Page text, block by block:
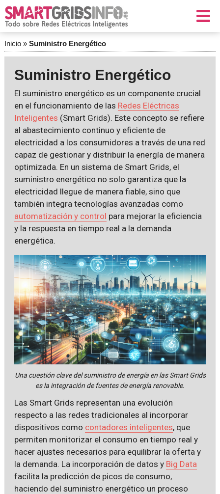
Inicio» Suministro Energético
Suministro Energético
El suministro energético es un componente crucial
en el funcionamiento de las Redes Eléctricas
Inteligentes (Smart Grids). Este concepto se refiere
al abastecimiento continuo y eficiente de
electricidad a los consumidores a través de una red
capaz de gestionar y distribuir la energía de manera
optimizada. En un sistema de Smart Grids, el
suministro energético no solo garantiza que la
electricidad llegue de manera fiable, sino que
también integra tecnologías avanzadas como
automatización y control para mejorar la eficiencia
y la respuesta en tiempo real a la demanda
energética.
Una cuestión clave del suministro de energía en las Smart Grids
es la integración de fuentes de energía renovable.
Las Smart Grids representan una evolución
respecto a las redes tradicionales al incorporar
dispositivos como contadores inteligentes, que
permiten monitorizar el consumo en tiempo real y
hacer ajustes necesarios para equilibrar la oferta y
la demanda. La incorporación de datos y Big Data
facilita la predicción de picos de consumo,
haciendo del suministro energético un proceso